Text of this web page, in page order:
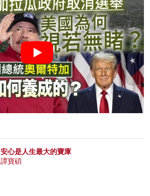
安心是人生最大的寶庫
譚寶碩